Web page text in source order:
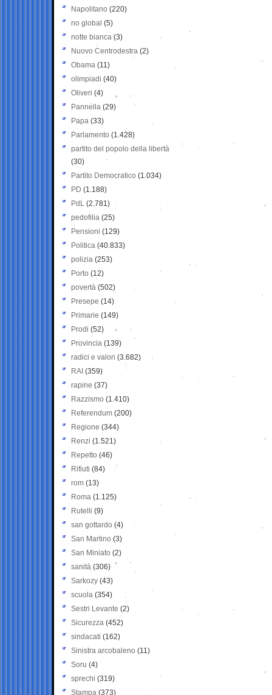
Napolitano (220)
no global (5)
notte bianca (3)
Nuovo Centrodestra (2)
Obama (11)
olimpiadi (40)
Oliveri (4)
Pannella (29)
Papa (33)
Parlamento (1.428)
partito del popolo della libertà
(30)
Partito Democratico (1.034)
PD (1.188)
PdL (2.781)
pedofilia (25)
Pensioni (129)
Politica (40.833)
polizia (253)
Porto (12)
povertà (502)
Presepe (14)
Primarie (149)
Prodi (52)
Provincia (139)
radici e valori (3.682)
RAI (359)
rapine (37)
Razzismo (1.410)
Referendum (200)
Regione (344)
Renzi (1.521)
Repetto (46)
Rifiuti (84)
rom (13)
Roma (1.125)
Rutelli (9)
san gottardo (4)
San Martino (3)
San Miniato (2)
sanità (306)
Sarkozy (43)
scuola (354)
Sestri Levante (2)
Sicurezza (452)
sindacati (162)
Sinistra arcobaleno (11)
Soru (4)
sprechi (319)
Stampa (373)